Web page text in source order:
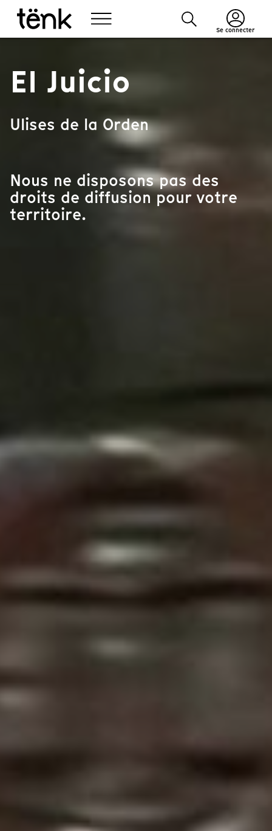
Se connecter
El Juicio
Ulises de la Orden
Nous ne disposons pas des
droits de diffusion pour votre
territoire.